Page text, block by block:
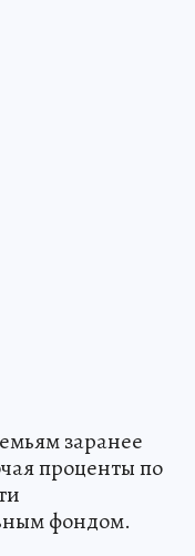
заранее
проценты по
фондом.